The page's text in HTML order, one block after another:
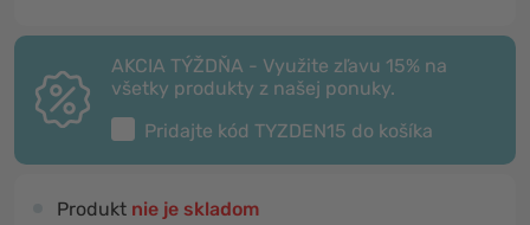
AKCIA TÝŽDŇA - Využite zľavu 15% na
všetky produkty z našej ponuky.
Pridajte kód TYZDEN15 do košíka
Produkt nie je skladom